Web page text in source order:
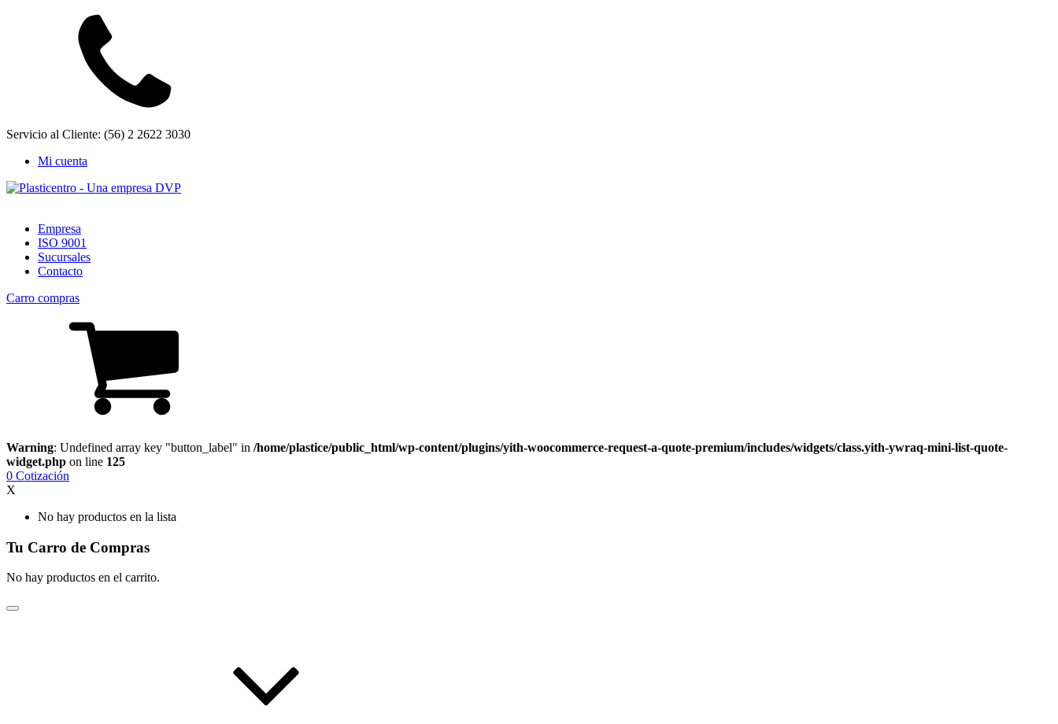
Servicio al Cliente: (56) 2 2622 3030
Mi cuenta
Empresa
ISO 9001
Sucursales
Contacto
Carro compras
Warning: Undefined array key "button_label" in /home/plastice/public_html/wp-content/plugins/yith-woocommerce-request-a-quote-premium/includes/widgets/class.yith-ywraq-mini-list-quote-
widget.php on line 125
0 Cotización
X
No hay productos en la lista
Tu Carro de Compras
No hay productos en el carrito.